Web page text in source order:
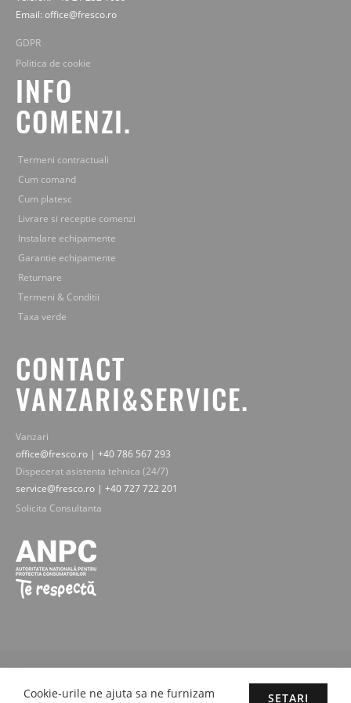
Email: office@fresco.ro
GDPR
Politica de cookie
INFO
COMENZI.
Termeni contractuali
Cum comand
Cum platesc
Livrare si receptie comenzi
Instalare echipamente
Garantie echipamente
Returnare
Termeni & Conditii
Taxa verde
CONTACT
VANZARI&SERVICE.
Vanzari
office@fresco.ro | +40 786 567 293
Dispecerat asistenta tehnica (24/7)
service@fresco.ro | +40 727 722 201
Solicita Consultanta
textele si continutul sunt proprietatea legala Fresco Expert srl.
Cookie-urile ne ajuta sa ne furnizam
SETARI